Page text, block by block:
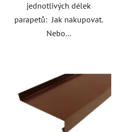
jednotlivých délek
parapetů: Jak nakupovat.
Nebo...